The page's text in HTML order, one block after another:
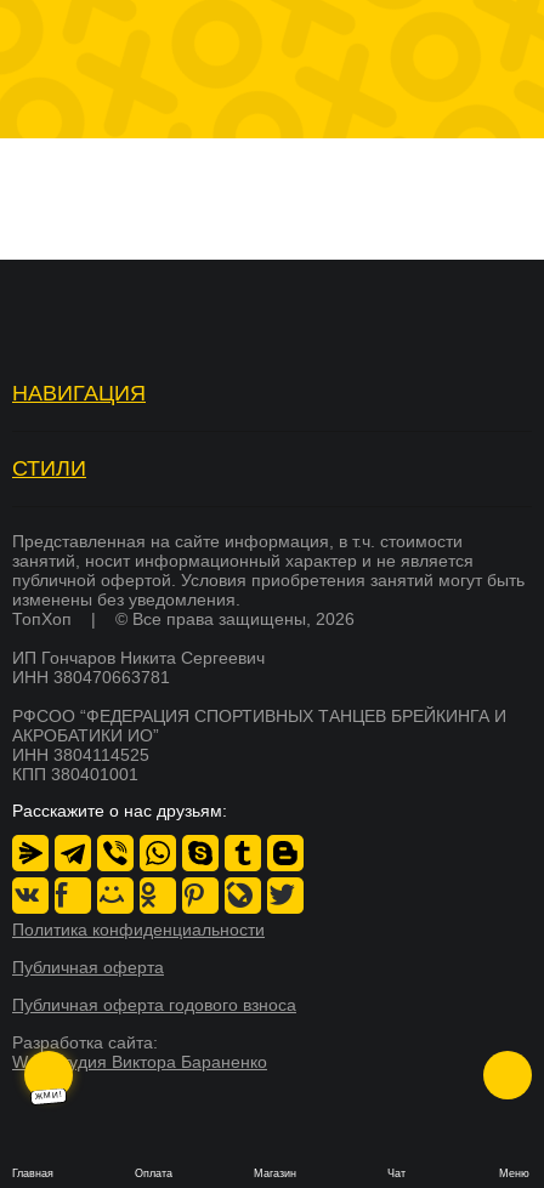
Главная Оплата Магазин Чат Меню
НАВИГАЦИЯ
Услуги
Памятка для родителей
Преподаватели
Стоимость
Расписание
О школе
Никита Гончаров
Система лояльности
Новости
Пресс-центр
Вопросы и ответы
Академия тренеров
Франшиза
Оплата
Магазин
Документы
Дипломы и сертификаты
Контакты
Реквизиты
СТИЛИ
ХИП ХОП
СОВРЕМЕННЫЕ ТАНЦЫ
K-POP
СКОРО
БРЕЙКИНГ
СКОРО
ХИП ХОП
СКОРО
СКОРО
АКТЕРСКОЕ МАСТЕРСТВО
СКОРО
СТРЕТЧИНГ
СКОРО
ФИТНЕС ТАНЦЫ
Представленная на сайте информация, в т.ч. стоимости
занятий, носит информационный характер и не является
публичной офертой. Условия приобретения занятий могут быть
изменены без уведомления.
ТопХоп | © Все права защищены, 2026
ИП Гончаров Никита Сергеевич
ИНН 380470663781
РФСОО “ФЕДЕРАЦИЯ СПОРТИВНЫХ ТАНЦЕВ БРЕЙКИНГА И
АКРОБАТИКИ ИО”
ИНН 3804114525
КПП 380401001
Расскажите о нас друзьям:
Политика конфиденциальности
Публичная оферта
Публичная оферта годового взноса
Разработка сайта:
Web-студия Виктора Бараненко